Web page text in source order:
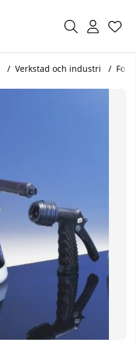
.
Verkstad och industri